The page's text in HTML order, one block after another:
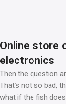
Online store
electronics
Then the question
That’s not so bad,
what if the fish